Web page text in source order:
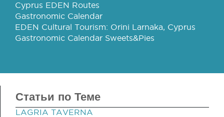
Cyprus EDEN Routes
Gastronomic Calendar
EDEN Cultural Tourism: Orini Larnaka, Cyprus
Gastronomic Calendar Sweets&Pies
Статьи по Теме
LAGRIA TAVERNA